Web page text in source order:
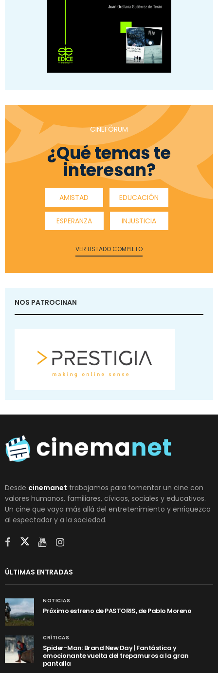
CINEFÓRUM
¿Qué temas te
interesan?
AMISTAD EDUCACIÓN
ESPERANZA INJUSTICIA
VER LISTADO COMPLETO
NOS PATROCINAN
Desde cinemanet trabajamos para fomentar un cine con
valores humanos, familiares, cívicos, sociales y educativos.
Un cine que vaya más allá del entretenimiento y enriquezca
al espectador y a la sociedad.
ÚLTIMAS ENTRADAS
NOTICIAS
Próximo estreno de PASTORIS, de Pablo Moreno
CRÍTICAS
Spider-Man: Brand New Day | Fantástica y
emocionante vuelta del trepamuros a la gran
pantalla